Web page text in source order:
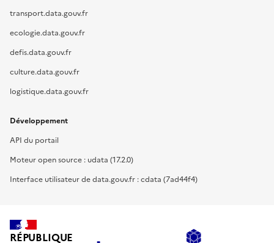
transport.data.gouv.fr
ecologie.data.gouv.fr
defis.data.gouv.fr
culture.data.gouv.fr
logistique.data.gouv.fr
Développement
API du portail
Moteur open source : udata (17.2.0)
Interface utilisateur de data.gouv.fr : cdata (7ad44f4)
RÉPUBLIQUE